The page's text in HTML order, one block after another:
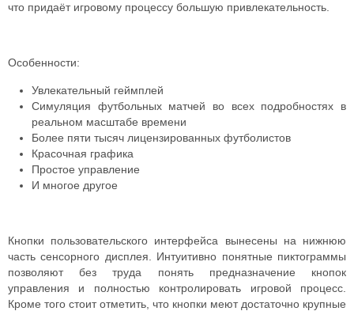
что придаёт игровому процессу большую привлекательность.
Особенности:
Увлекательный геймплей
Симуляция футбольных матчей во всех подробностях в
реальном масштабе времени
Более пяти тысяч лицензированных футболистов
Красочная графика
Простое управление
И многое другое
Кнопки пользовательского интерфейса вынесены на нижнюю
часть сенсорного дисплея. Интуитивно понятные пиктограммы
позволяют без труда понять предназначение кнопок
управления и полностью контролировать игровой процесс.
Кроме того стоит отметить, что кнопки меют достаточно крупные